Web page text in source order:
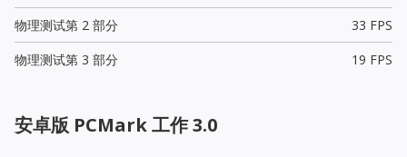
物理测试第 2 部分
33 FPS
物理测试第 3 部分
19 FPS
安卓版 PCMark 工作 3.0